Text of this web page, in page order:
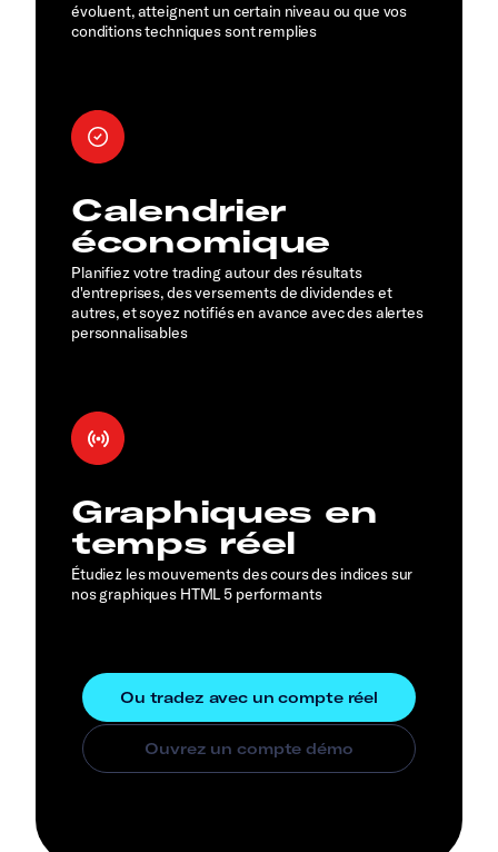
évoluent, atteignent un certain niveau ou que vos
conditions techniques sont remplies
Calendrier
économique
Planifiez votre trading autour des résultats
d'entreprises, des versements de dividendes et
autres, et soyez notifiés en avance avec des alertes
personnalisables
Graphiques en
temps réel
Étudiez les mouvements des cours des indices sur
nos graphiques HTML 5 performants